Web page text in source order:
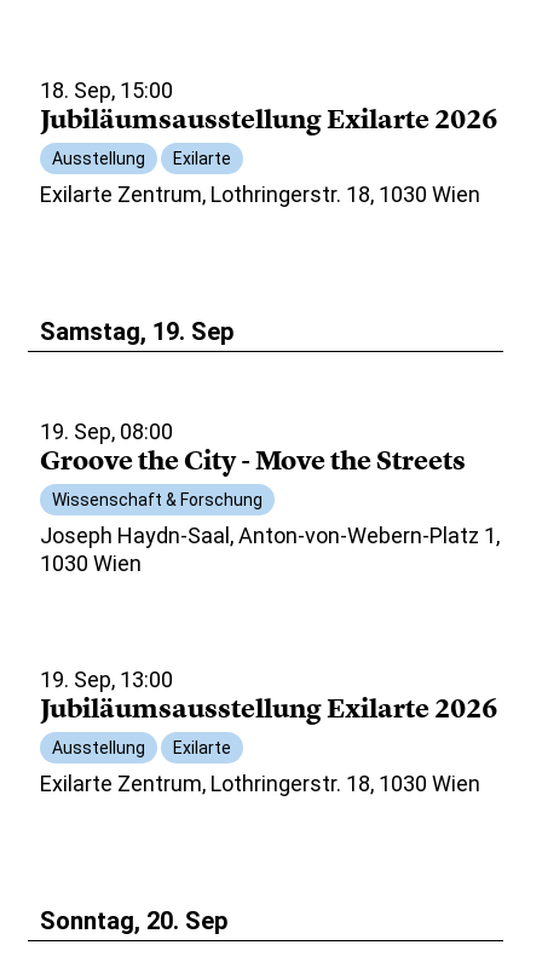
18. Sep, 15:00
Jubiläumsausstellung Exilarte 2026
Ausstellung Exilarte
Exilarte Zentrum, Lothringerstr. 18, 1030 Wien
Samstag, 19. Sep
19. Sep, 08:00
Groove the City - Move the Streets
Wissenschaft & Forschung
Joseph Haydn-Saal, Anton-von-Webern-Platz 1,
1030 Wien
19. Sep, 13:00
Jubiläumsausstellung Exilarte 2026
Ausstellung Exilarte
Exilarte Zentrum, Lothringerstr. 18, 1030 Wien
Sonntag, 20. Sep